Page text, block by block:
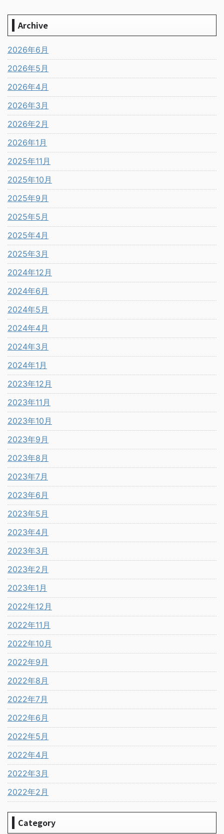
Archive
2026年6月
2026年5月
2026年4月
2026年3月
2026年2月
2026年1月
2025年11月
2025年10月
2025年9月
2025年5月
2025年4月
2025年3月
2024年12月
2024年6月
2024年5月
2024年4月
2024年3月
2024年1月
2023年12月
2023年11月
2023年10月
2023年9月
2023年8月
2023年7月
2023年6月
2023年5月
2023年4月
2023年3月
2023年2月
2023年1月
2022年12月
2022年11月
2022年10月
2022年9月
2022年8月
2022年7月
2022年6月
2022年5月
2022年4月
2022年3月
2022年2月
Category